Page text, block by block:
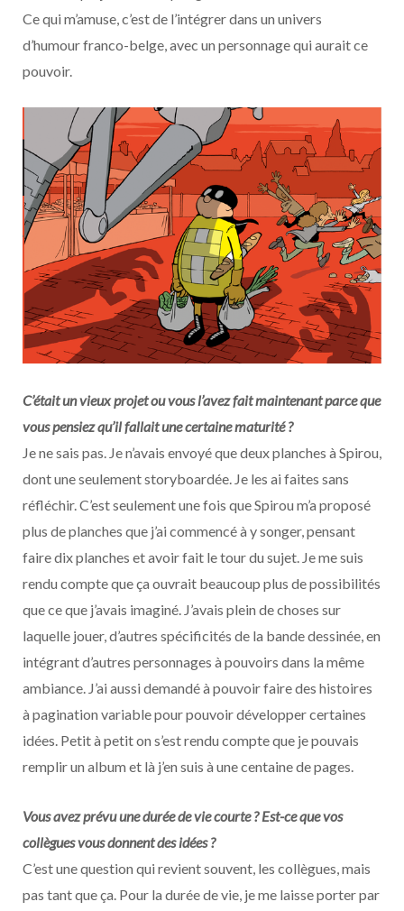
Ce qui m’amuse, c’est de l’intégrer dans un univers
d’humour franco-belge, avec un personnage qui aurait ce
pouvoir.
C’était un vieux projet ou vous l’avez fait maintenant parce que
vous pensiez qu’il fallait une certaine maturité ?
Je ne sais pas. Je n’avais envoyé que deux planches à Spirou,
dont une seulement storyboardée. Je les ai faites sans
réfléchir. C’est seulement une fois que Spirou m’a proposé
plus de planches que j’ai commencé à y songer, pensant
faire dix planches et avoir fait le tour du sujet. Je me suis
rendu compte que ça ouvrait beaucoup plus de possibilités
que ce que j’avais imaginé. J’avais plein de choses sur
laquelle jouer, d’autres spécificités de la bande dessinée, en
intégrant d’autres personnages à pouvoirs dans la même
ambiance. J’ai aussi demandé à pouvoir faire des histoires
à pagination variable pour pouvoir développer certaines
idées. Petit à petit on s’est rendu compte que je pouvais
remplir un album et là j’en suis à une centaine de pages.
Vous avez prévu une durée de vie courte ? Est-ce que vos
collègues vous donnent des idées ?
C’est une question qui revient souvent, les collègues, mais
pas tant que ça. Pour la durée de vie, je me laisse porter par